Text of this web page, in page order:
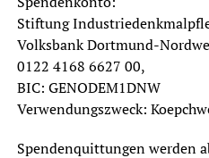
Stiftung
Volksbank Dortmund-
0122 4168 6627 00,
BIC: GENODEM1DNW
Verwendungszweck:
Spendenquittungen werden